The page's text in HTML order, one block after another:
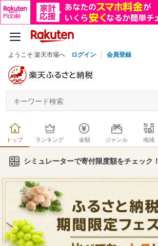
ようこそ 楽天市場へ ログイン 会員登録
トップ ランキング 金額 ジャンル 地域
シミュレーターで寄付限度額をチェック！